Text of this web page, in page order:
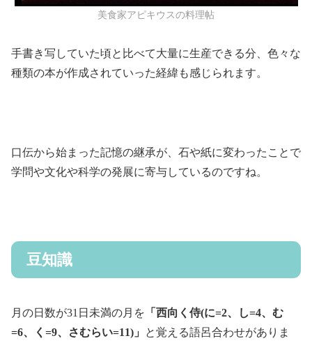
美食家アピキウスの料理帖
手書き写していた頃と比べて大量に生産できる分、色々な
種類の本が作成されていった経緯も感じられます。
口伝から始まった記憶の継承が、石や紙に変わったことで
学問や文化や科学の発展に寄与しているのですね。
豆知識
月の日数が31日未満の月を 「西向く侍(に=2、し=4、む
=6、く=9、さむらい=11)」
と覚える語呂合わせがありま